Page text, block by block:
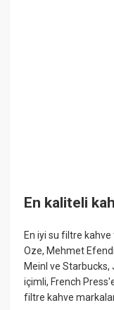
En kaliteli
En iyi su filtre
Oze, Mehmet
Meinl ve
içimli, French
filtre kahve